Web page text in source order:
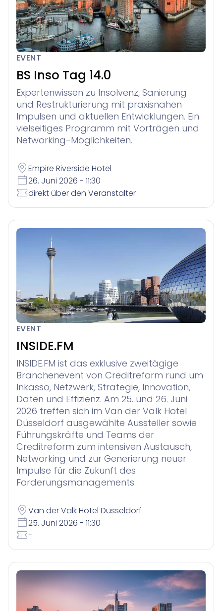
EVENT
BS Inso Tag 14.0
Expertenwissen zu Insolvenz, Sanierung
und Restrukturierung mit praxisnahen
Impulsen und aktuellen Entwicklungen. Ein
vielseitiges Programm mit Vorträgen und
Networking-Möglichkeiten.
Empire Riverside Hotel
26. Juni 2026 - 11:30
direkt über den Veranstalter
EVENT
INSIDE.FM
INSIDE.FM ist das exklusive zweitägige
Branchenevent von Creditreform rund um
Inkasso, Netzwerk, Strategie, Innovation,
Daten und Effizienz. Am 25. und 26. Juni
2026 treffen sich im Van der Valk Hotel
Düsseldorf ausgewählte Aussteller sowie
Führungskräfte und Teams der
Creditreform zum intensiven Austausch,
Networking und zur Generierung neuer
Impulse für die Zukunft des
Forderungsmanagements.
Van der Valk Hotel Düsseldorf
25. Juni 2026 - 11:30
-